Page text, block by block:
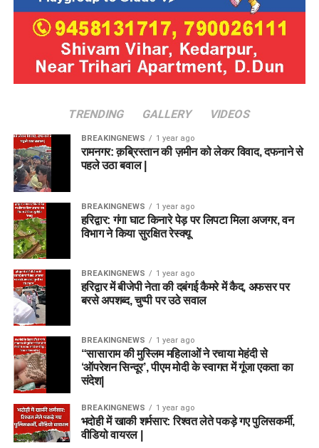
TRENDING GALLERY VIDEOS
BREAKINGNEWS 1 year ago
रामनगर: क़ब्रिस्तान की ज़मीन को लेकर विवाद, दफनाने से
पहले उठा बवाल |
BREAKINGNEWS 1 year ago
हरिद्वार: गंगा घाट किनारे पेड़ पर लिपटा मिला अजगर, वन
विभाग ने किया सुरक्षित रेस्क्यू
BREAKINGNEWS 1 year ago
हरिद्वार में बीजेपी नेता की दबंगई कैमरे में कैद, अफसर पर
बरसे अपशब्द, चुप्पी पर उठे सवाल
BREAKINGNEWS 1 year ago
“सासाराम की मुस्लिम महिलाओं ने रचाया मेहंदी से
‘ऑपरेशन सिन्दूर’, पीएम मोदी के स्वागत में गूंजा एकता का
संदेश|
BREAKINGNEWS 1 year ago
भदोही में खाकी शर्मसार: रिश्वत लेते पकड़े गए पुलिसकर्मी,
वीडियो वायरल |